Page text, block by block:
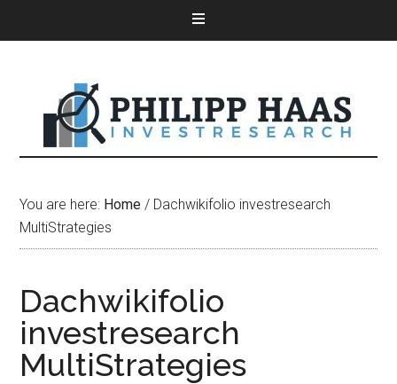
You are here: Home / Dachwikifolio investresearch
MultiStrategies
Dachwikifolio
investresearch
MultiStrategies